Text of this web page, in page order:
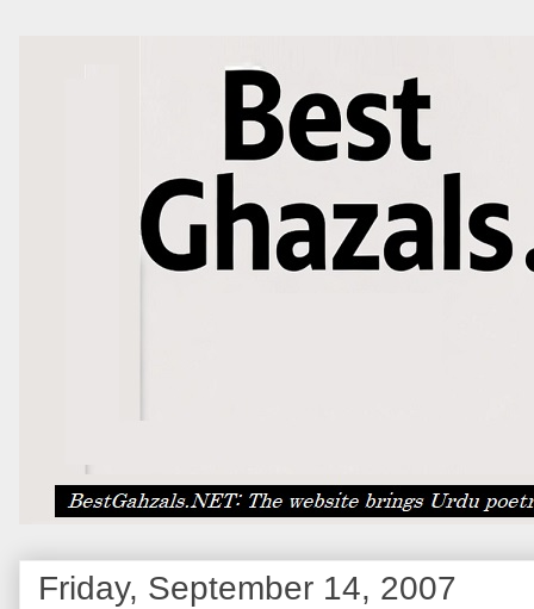
Friday, September 14, 2007